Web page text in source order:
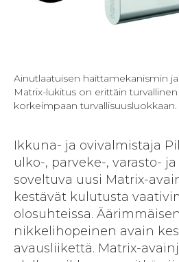
Ainutlaatuisen haittamekanismin
Matrix-lukitus on erittäin
korkeimpaan turvallisuusluokkaan.
Ikkuna- ja ovivalmistaja
ulko-, parveke-, varasto-
soveltuva uusi Matrix-
kestävät kulutusta
olosuhteissa.
nikkelihopeinen avain
avausliikettä. Matrix-